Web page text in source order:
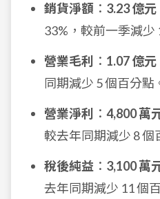
銷貨淨額 ： 3.23 億元
33%，較前一季減少
營業毛利
： 1.07 億元
同期減少 5 個百分點
營業淨利
： 4,800 萬
較去年同期減少 8 個
稅後純益 ： 3,100 萬
去年同期減少 11 個